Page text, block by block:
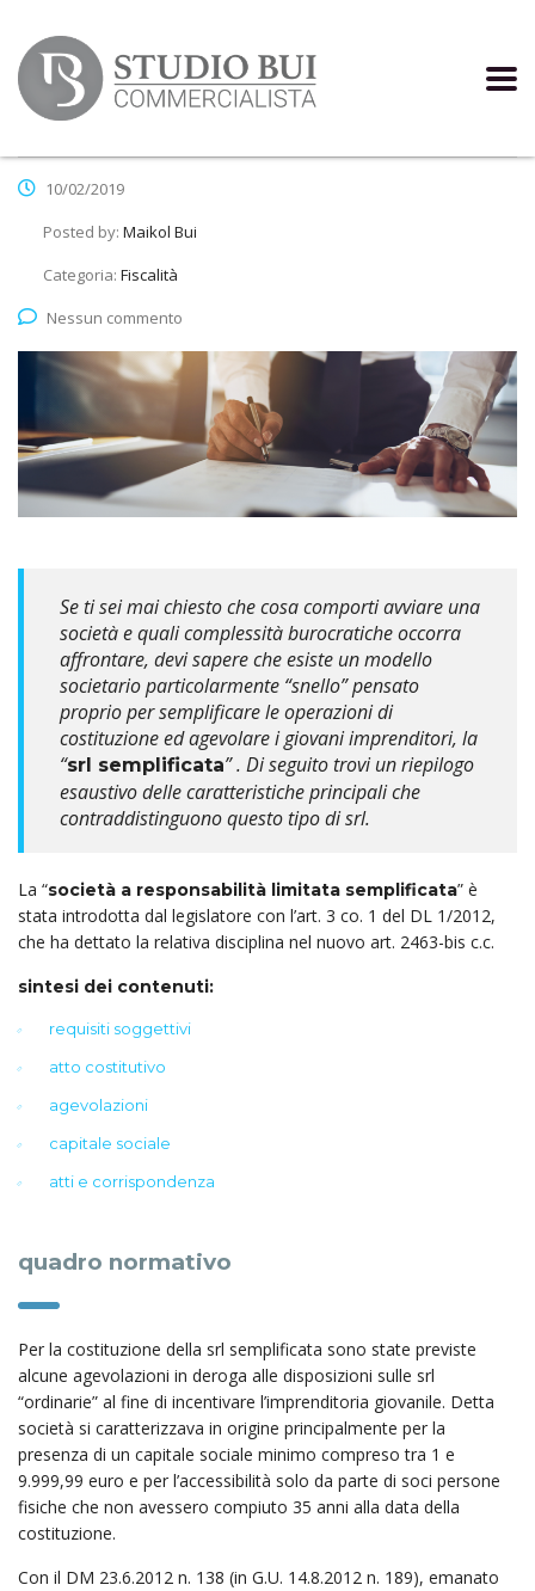
10/02/2019
Posted by: Maikol Bui
Categoria: Fiscalità
Nessun commento
Se ti sei mai chiesto che cosa comporti avviare una
società e quali complessità burocratiche occorra
affrontare, devi sapere che esiste un modello
societario particolarmente “snello” pensato
proprio per semplificare le operazioni di
costituzione ed agevolare i giovani imprenditori, la
“srl semplificata” . Di seguito trovi un riepilogo
esaustivo delle caratteristiche principali che
contraddistinguono questo tipo di srl.
La “società a responsabilità limitata semplificata” è
stata introdotta dal legislatore con l’art. 3 co. 1 del DL 1/2012,
che ha dettato la relativa disciplina nel nuovo art. 2463-bis c.c.
sintesi dei contenuti:
requisiti soggettivi
atto costitutivo
agevolazioni
capitale sociale
atti e corrispondenza
quadro normativo
Per la costituzione della srl semplificata sono state previste
alcune agevolazioni in deroga alle disposizioni sulle srl
“ordinarie” al fine di incentivare l’imprenditoria giovanile. Detta
società si caratterizzava in origine principalmente per la
presenza di un capitale sociale minimo compreso tra 1 e
9.999,99 euro e per l’accessibilità solo da parte di soci persone
fisiche che non avessero compiuto 35 anni alla data della
costituzione.
Con il DM 23.6.2012 n. 138 (in G.U. 14.8.2012 n. 189), emanato